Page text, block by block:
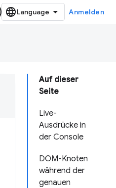
Anmelden
Auf dieser
Seite
Live-
Ausdrücke in
der Console
DOM-Knoten
während der
genauen